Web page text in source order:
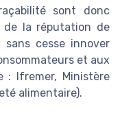
sont donc
de la réputation de
sans cesse innover
et aux
: Ifremer, Ministère
alimentaire).